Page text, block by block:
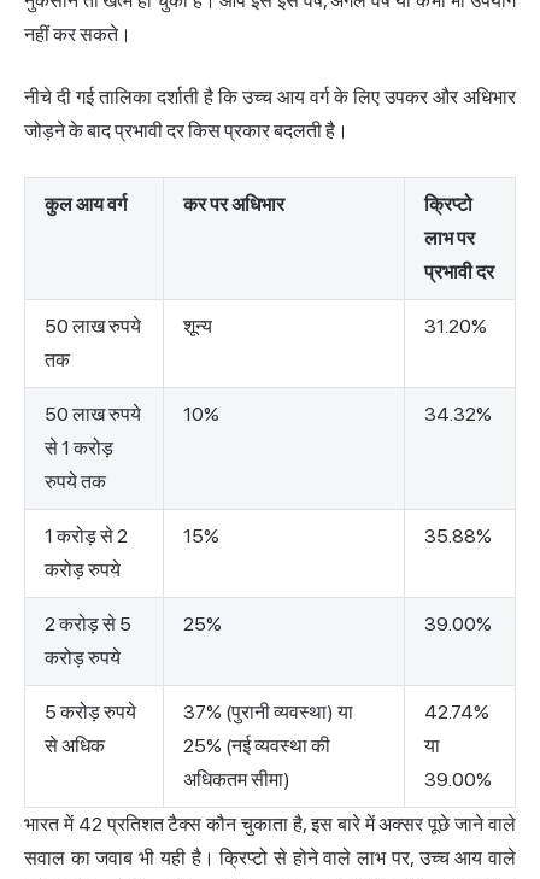
नहीं कर सकते।
नीचे दी गई तालिका दर्शाती है कि उच्च आय वर्ग के लिए उपकर और अधिभार
जोड़ने के बाद प्रभावी दर किस प्रकार बदलती है।
कुल आय वर्ग कर पर अधिभार
क्रिप्टो
लाभ पर
प्रभावी दर
50 लाख रुपये
तक
शून्य 31.20%
50 लाख रुपये
से 1 करोड़
रुपये तक
10% 34.32%
1 करोड़ से 2
करोड़ रुपये
15% 35.88%
2 करोड़ से 5
करोड़ रुपये
25% 39.00%
5 करोड़ रुपये
से अधिक
37% (पुरानी व्यवस्था) या
25% (नई व्यवस्था की
अधिकतम सीमा)
42.74%
या
39.00%
भारत में 42 प्रतिशत टैक्स कौन चुकाता है, इस बारे में अक्सर पूछे जाने वाले
सवाल का जवाब भी यही है। क्रिप्टो से होने वाले लाभ पर, उच्च आय वाले